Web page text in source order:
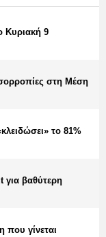
Κυριακή 9
στη Μέση
το 81%
για βαθύτερη
που γίνεται